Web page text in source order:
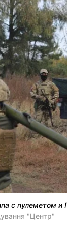
с пулеметом и
"Центр"